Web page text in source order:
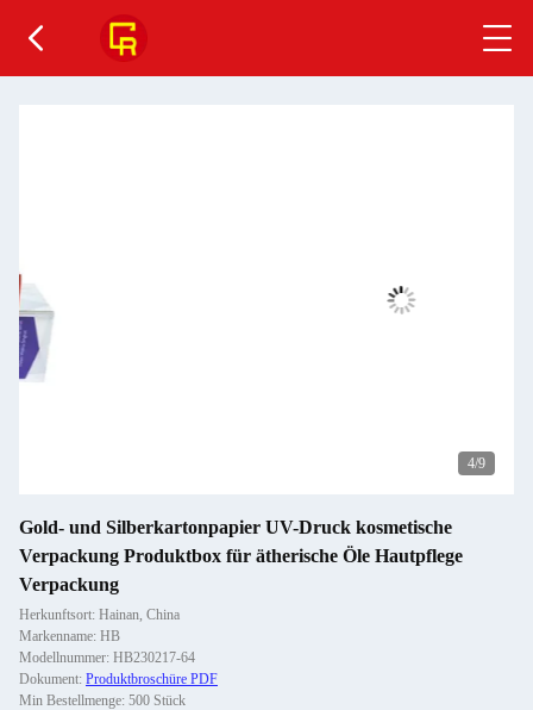
4/9
Gold- und Silberkartonpapier UV-Druck kosmetische
Verpackung Produktbox für ätherische Öle Hautpflege
Verpackung
Herkunftsort: Hainan, China
Markenname: HB
Modellnummer: HB230217-64
Dokument: Produktbroschüre PDF
Min Bestellmenge: 500 Stück